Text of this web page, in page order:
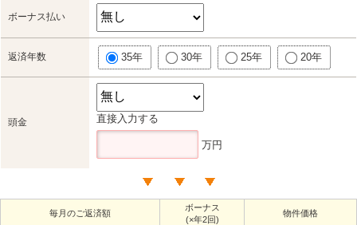
ボーナス払い
返済年数 35年 30年 25年 20年
頭金 直接入力する
万円
毎月のご返済額
ボーナス
(×年2回)
物件価格